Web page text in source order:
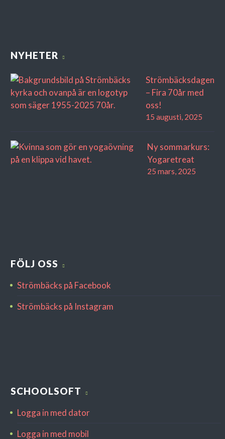
NYHETER
Strömbäcksdagen
– Fira 70år med
oss!
15 augusti, 2025
Ny sommarkurs:
Yogaretreat
25 mars, 2025
FÖLJ OSS
Strömbäcks på Facebook
Strömbäcks på Instagram
SCHOOLSOFT
Logga in med dator
Logga in med mobil